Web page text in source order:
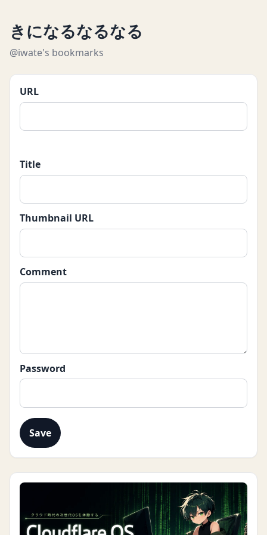
きになるなるなる
@iwate's bookmarks
URL
Title
Thumbnail URL
Comment
Password
Save